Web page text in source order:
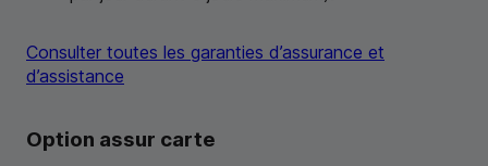
Consulter toutes les garanties d’assurance et
d’assistance
Option assur carte